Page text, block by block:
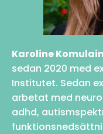
Karoline
sedan 2020 med
Institutet. Sedan
arbetat med
adhd,